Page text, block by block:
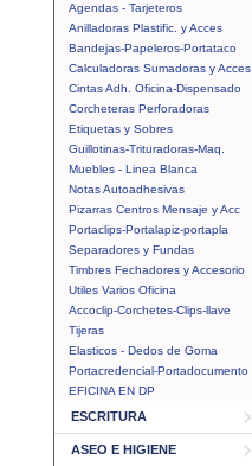
Agendas - Tarjeteros
Anilladoras Plastific. y Acces
Bandejas-Papeleros-Portataco
Calculadoras Sumadoras y Acces
Cintas Adh. Oficina-Dispensado
Corcheteras Perforadoras
Etiquetas y Sobres
Guillotinas-Trituradoras-Maq.
Muebles - Linea Blanca
Notas Autoadhesivas
Pizarras Centros Mensaje y Acc
Portaclips-Portalapiz-portapla
Separadores y Fundas
Timbres Fechadores y Accesorio
Utiles Varios Oficina
Accoclip-Corchetes-Clips-llave
Tijeras
Elasticos - Dedos de Goma
Portacredencial-Portadocumento
EFICINA EN DP
ESCRITURA
ASEO E HIGIENE